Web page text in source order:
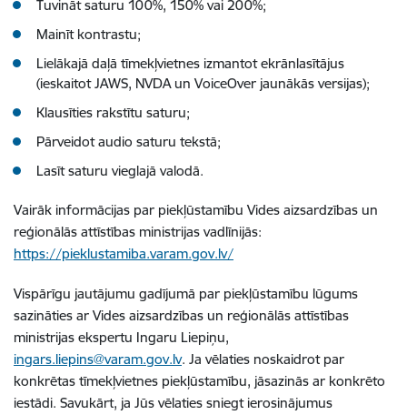
Tuvināt saturu 100%, 150% vai 200%;
Mainīt kontrastu;
Lielākajā daļā tīmekļvietnes izmantot ekrānlasītājus
(ieskaitot JAWS, NVDA un VoiceOver jaunākās versijas);
Klausīties rakstītu saturu;
Pārveidot audio saturu tekstā;
Lasīt saturu vieglajā valodā.
Vairāk informācijas par piekļūstamību Vides aizsardzības un
reģionālās attīstības ministrijas vadlīnijās:
https://pieklustamiba.varam.gov.lv/
Vispārīgu jautājumu gadījumā par piekļūstamību lūgums
sazināties ar Vides aizsardzības un reģionālās attīstības
ministrijas ekspertu Ingaru Liepiņu,
ingars.liepins@varam.gov.lv. Ja vēlaties noskaidrot par
konkrētas tīmekļvietnes piekļūstamību, jāsazinās ar konkrēto
iestādi. Savukārt, ja Jūs vēlaties sniegt ierosinājumus